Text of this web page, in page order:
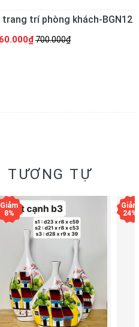
trang trí phòng khách-BGN12
700.000₫
TƯƠNG TỰ